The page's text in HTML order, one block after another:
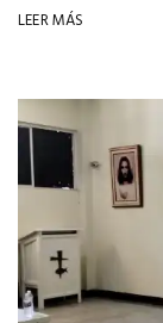
LEER MÁS